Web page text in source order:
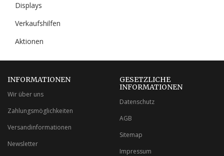
Displays
Verkaufshilfen
Aktionen
INFORMATIONEN
Wir über uns
Zahlungsmöglichkeiten
Versandinformationen
Newsletter
GESETZLICHE
INFORMATIONEN
Datenschutz
AGB
Sitemap
Impressum